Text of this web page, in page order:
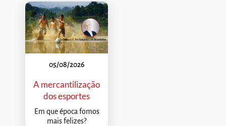
05/08/2026
A mercantilização
dos esportes
Em que época fomos
mais felizes?